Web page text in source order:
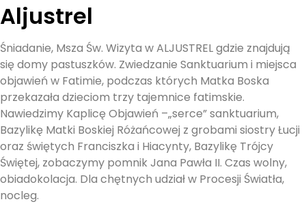
Aljustrel
Śniadanie, Msza Św. Wizyta w ALJUSTREL gdzie znajdują
się domy pastuszków. Zwiedzanie Sanktuarium i miejsca
objawień w Fatimie, podczas których Matka Boska
przekazała dzieciom trzy tajemnice fatimskie.
Nawiedzimy Kaplicę Objawień –„serce” sanktuarium,
Bazylikę Matki Boskiej Różańcowej z grobami siostry Łucji
oraz świętych Franciszka i Hiacynty, Bazylikę Trójcy
Świętej, zobaczymy pomnik Jana Pawła II. Czas wolny,
obiadokolacja. Dla chętnych udział w Procesji Światła,
nocleg.